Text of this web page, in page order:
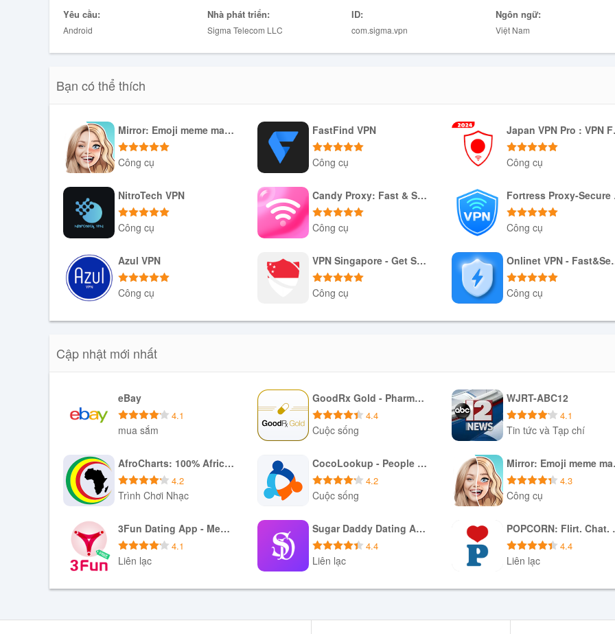
Sigma VPN là một ứng dụng VPN có nhiều tính năng hữu ích và thu hút người dùng. Bằng cách giúp bảo vệ quyền riêng tư và
hóa dữ liệu trực tuyến, cho phép kết nối từ máy chủ ở nhiều quốc gia khác nhau, cung cấp giao diện thân thiện và hỗ trợ nhiều
bị, Sigma VPN là một công cụ tuyệt vời để duyệt internet một cách an toàn và riêng tư.
Yêu cầu:
Android
Nhà phát triển:
Sigma Telecom LLC
ID:
com.sigma.vpn
Ngôn ngữ:
Việt Nam
Bạn có thể thích
Mirror: Emoji meme maker
Công cụ
Tải xuống APK
FastFind VPN
Công cụ
Tải xuống APK
Công cụ
Tải xuống APK
NitroTech VPN
Công cụ
Tải xuống APK
Candy Proxy: Fast & Safe VPN
Công cụ
Tải xuống APK
Công cụ
Tải xuống APK
Azul VPN
Công cụ
Tải xuống APK
VPN Singapore - Get SG IP
Công cụ
Tải xuống APK
Công cụ
Tải xuống APK
Cập nhật mới nhất
eBay
4.1
mua sắm
Tải xuống APK
GoodRx Gold - Pharmacy Discount Card
4.4
Cuộc sống
Tải xuống APK
WJRT-ABC12
4.1
Tin tức và Tạp chí
Tải xuống APK
AfroCharts: 100% African Music
4.2
Trình Chơi Nhạc
Tải xuống APK
CocoLookup - People Finder
4.2
Cuộc sống
Tải xuống APK
4.3
Công cụ
Tải xuống APK
3Fun Dating App - Meet Curious Couples & Singles
4.1
Liên lạc
Tải xuống APK
Sugar Daddy Dating App - Sudy
4.4
Liên lạc
Tải xuống APK
4.4
Liên lạc
Tải xuống APK